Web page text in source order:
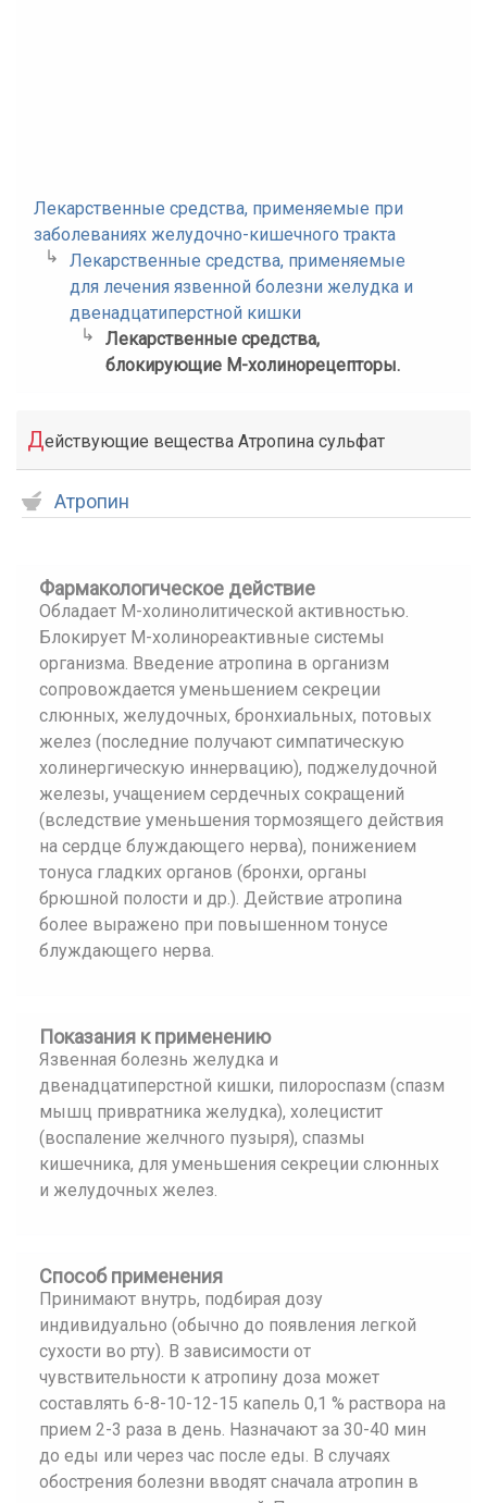
Лекарственные средства, применяемые при
заболеваниях желудочно-кишечного тракта
Лекарственные средства, применяемые
для лечения язвенной болезни желудка и
двенадцатиперстной кишки
Лекарственные средства,
блокирующие М-холинорецепторы.
Действующие вещества Атропина сульфат
Атропин
Фармакологическое действие
Обладает М-холинолитической активностью.
Блокирует М-холинореактивные системы
организма. Введение атропина в организм
сопровождается уменьшением секреции
слюнных, желудочных, бронхиальных, потовых
желез (последние получают симпатическую
холинергическую иннервацию), поджелудочной
железы, учащением сердечных сокращений
(вследствие уменьшения тормозящего действия
на сердце блуждающего нерва), понижением
тонуса гладких органов (бронхи, органы
брюшной полости и др.). Действие атропина
более выражено при повышенном тонусе
блуждающего нерва.
Показания к применению
Язвенная болезнь желудка и
двенадцатиперстной кишки, пилороспазм (спазм
мышц привратника желудка), холецистит
(воспаление желчного пузыря), спазмы
кишечника, для уменьшения секреции слюнных
и желудочных желез.
Способ применения
Принимают внутрь, подбирая дозу
индивидуально (обычно до появления легкой
сухости во рту). В зависимости от
чувствительности к атропину доза может
составлять 6-8-10-12-15 капель 0,1 % раствора на
прием 2-3 раза в день. Назначают за 30-40 мин
до еды или через час после еды. В случаях
обострения болезни вводят сначала атропин в